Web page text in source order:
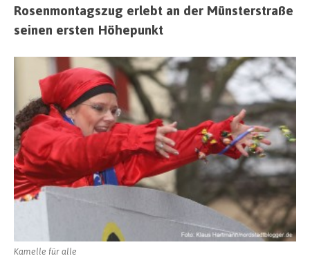
Rosenmontagszug erlebt an der Münsterstraße
seinen ersten Höhepunkt
Kamelle für alle